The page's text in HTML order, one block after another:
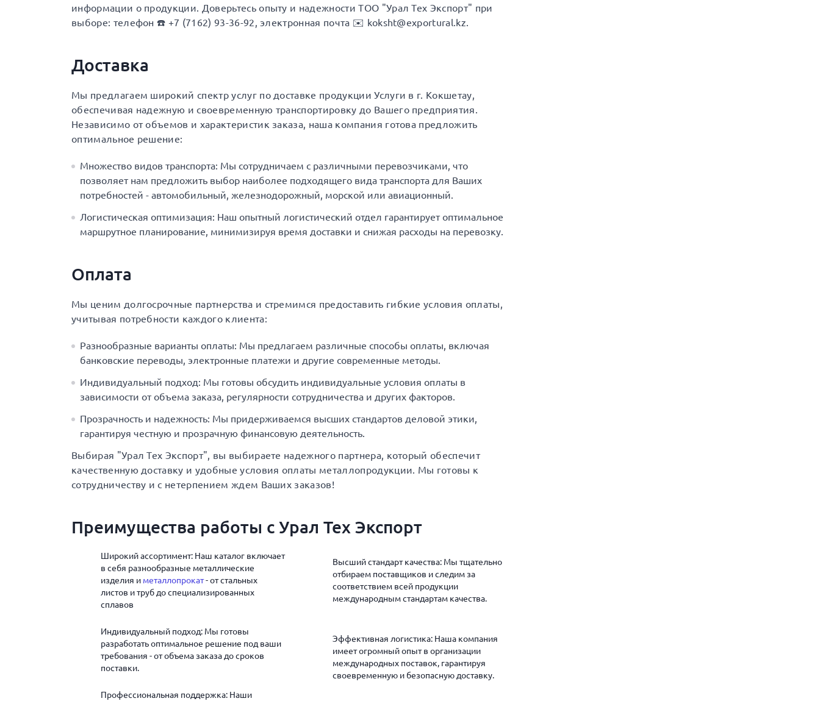
информации о продукции. Доверьтесь опыту и надежности ТОО "Урал Тех Экспорт" при
выборе: телефон ☎️ +7 (7162) 93-36-92, электронная почта ✉️ koksht@exportural.kz.
Доставка
Мы предлагаем широкий спектр услуг по доставке продукции Услуги в г. Кокшетау,
обеспечивая надежную и своевременную транспортировку до Вашего предприятия.
Независимо от объемов и характеристик заказа, наша компания готова предложить
оптимальное решение:
Множество видов транспорта: Мы сотрудничаем с различными перевозчиками, что
позволяет нам предложить выбор наиболее подходящего вида транспорта для Ваших
потребностей - автомобильный, железнодорожный, морской или авиационный.
Логистическая оптимизация: Наш опытный логистический отдел гарантирует оптимальное
маршрутное планирование, минимизируя время доставки и снижая расходы на перевозку.
Оплата
Мы ценим долгосрочные партнерства и стремимся предоставить гибкие условия оплаты,
учитывая потребности каждого клиента:
Разнообразные варианты оплаты: Мы предлагаем различные способы оплаты, включая
банковские переводы, электронные платежи и другие современные методы.
Индивидуальный подход: Мы готовы обсудить индивидуальные условия оплаты в
зависимости от объема заказа, регулярности сотрудничества и других факторов.
Прозрачность и надежность: Мы придерживаемся высших стандартов деловой этики,
гарантируя честную и прозрачную финансовую деятельность.
Выбирая "Урал Тех Экспорт", вы выбираете надежного партнера, который обеспечит
качественную доставку и удобные условия оплаты металлопродукции. Мы готовы к
сотрудничеству и с нетерпением ждем Ваших заказов!
Преимущества работы с Урал Тех Экспорт
Широкий ассортимент: Наш каталог включает
в себя разнообразные металлические
изделия и металлопрокат- от стальных
листов и труб до специализированных
сплавов
Высший стандарт качества: Мы тщательно
отбираем поставщиков и следим за
соответствием всей продукции
международным стандартам качества.
Индивидуальный подход: Мы готовы
разработать оптимальное решение под ваши
требования - от объема заказа до сроков
поставки.
Эффективная логистика: Наша компания
имеет огромный опыт в организации
международных поставок, гарантируя
своевременную и безопасную доставку.
Профессиональная поддержка: Наши